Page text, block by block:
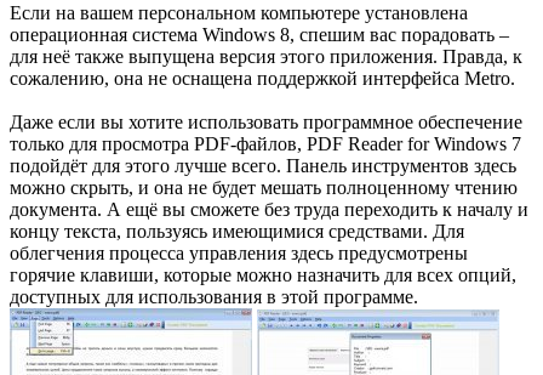
Если на вашем персональном компьютере установлена
операционная система Windows 8, спешим вас порадовать –
для неё также выпущена версия этого приложения. Правда, к
сожалению, она не оснащена поддержкой интерфейса Metro.
Даже если вы хотите использовать программное обеспечение
только для просмотра PDF-файлов, PDF Reader for Windows 7
подойдёт для этого лучше всего. Панель инструментов здесь
можно скрыть, и она не будет мешать полноценному чтению
документа. А ещё вы сможете без труда переходить к началу и
концу текста, пользуясь имеющимися средствами. Для
облегчения процесса управления здесь предусмотрены
горячие клавиши, которые можно назначить для всех опций,
доступных для использования в этой программе.